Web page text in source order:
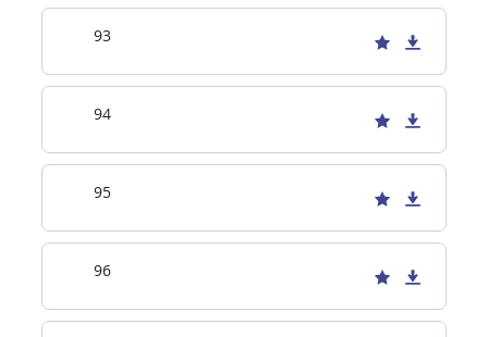
93
94
95
96